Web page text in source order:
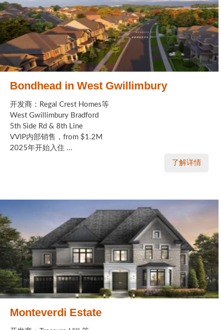
Bondhead in West Gwillimbury
开发商：Regal Crest Homes等
West Gwillimbury Bradford
5th Side Rd & 8th Line
VVIP内部销售，from $1.2M
2025年开始入住 ...
了解详情
Monteverdi Estate